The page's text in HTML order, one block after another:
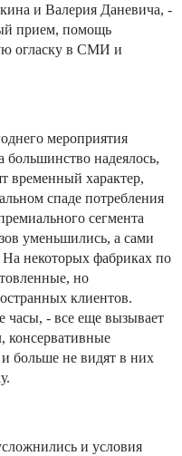
и Валерия Даневича, -
прием, помощь
огласку в СМИ и
мероприятия
большинство надеялось,
временный характер,
спаде потребления
сегмента
уменьшились, а сами
На некоторых фабриках по
но
клиентов.
часы, - все еще вызывает
консервативные
больше не видят в них
и условия